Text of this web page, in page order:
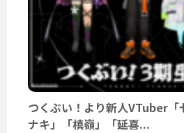
つくぶい！より新人VTuber「
ナキ」「槙嶺」「延喜...